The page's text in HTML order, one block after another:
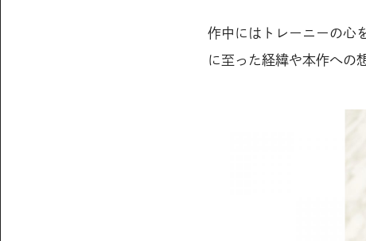
作中にはトレーニーの心
に至った経緯や本作への